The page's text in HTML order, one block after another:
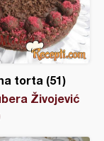
torta (51)
Živojević